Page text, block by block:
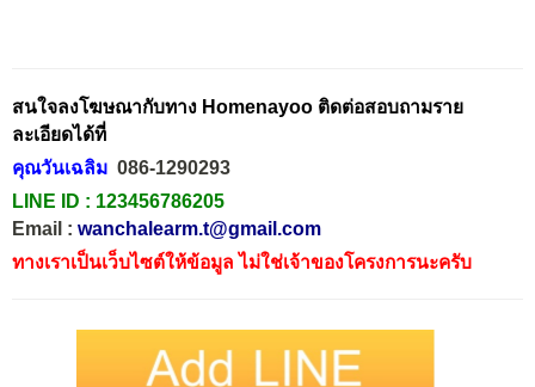
สนใจลงโฆษณากับทาง Homenayoo ติดต่อสอบถามราย
ละเอียดได้ที่
คุณวันเฉลิม 086-1290293
LINE ID : 123456786205
Email : wanchalearm.t@gmail.com
ทางเราเป็นเว็บไซต์ให้ข้อมูล ไม่ใช่เจ้าของโครงการนะครับ